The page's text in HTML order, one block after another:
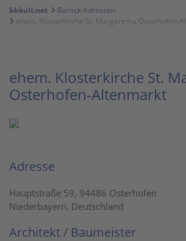
bbkult.net
Barock Adressen
ehem. Klosterkirche St. Margaretha Osterhofen-
ehem. Klosterkirche St.
Osterhofen-Altenmarkt
Adresse
Hauptstraße 59, 94486 Osterhofen
Niederbayern, Deutschland
Architekt / Baumeister